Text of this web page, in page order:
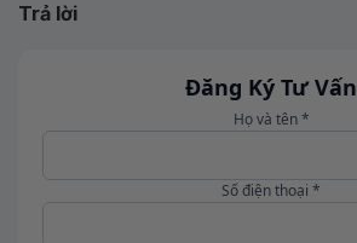
Trả lời
Đăng Ký Tư Vấn
Họ và tên *
Số điện thoại *